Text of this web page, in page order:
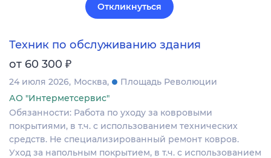
Откликнуться
Техник по обслуживанию здания
от 60 300 ₽
24 июля 2026 Москва
Площадь Революции
АО "Интерметсервис"
Обязанности: Работа по уходу за ковровыми
покрытиями, в т.ч. с использованием технических
средств. Не специализированный ремонт ковров.
Уход за напольным покрытием, в т.ч. с использованием